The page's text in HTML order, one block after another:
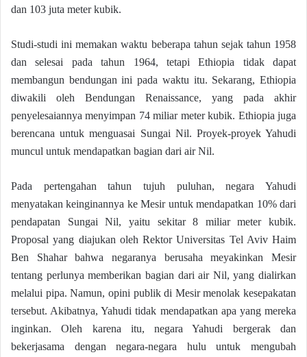
dan 103 juta meter kubik.
Studi-studi ini memakan waktu beberapa tahun sejak tahun 1958
dan selesai pada tahun 1964, tetapi Ethiopia tidak dapat
membangun bendungan ini pada waktu itu. Sekarang, Ethiopia
diwakili oleh Bendungan Renaissance, yang pada akhir
penyelesaiannya menyimpan 74 miliar meter kubik. Ethiopia juga
berencana untuk menguasai Sungai Nil. Proyek-proyek Yahudi
muncul untuk mendapatkan bagian dari air Nil.
Pada pertengahan tahun tujuh puluhan, negara Yahudi
menyatakan keinginannya ke Mesir untuk mendapatkan 10% dari
pendapatan Sungai Nil, yaitu sekitar 8 miliar meter kubik.
Proposal yang diajukan oleh Rektor Universitas Tel Aviv Haim
Ben Shahar bahwa negaranya berusaha meyakinkan Mesir
tentang perlunya memberikan bagian dari air Nil, yang dialirkan
melalui pipa. Namun, opini publik di Mesir menolak kesepakatan
tersebut. Akibatnya, Yahudi tidak mendapatkan apa yang mereka
inginkan. Oleh karena itu, negara Yahudi bergerak dan
bekerjasama dengan negara-negara hulu untuk mengubah